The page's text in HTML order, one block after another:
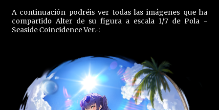
A continuación podréis ver todas las imágenes que ha
compartido Alter de su figura a escala 1/7 de Pola -
Seaside Coincidence Ver.-: